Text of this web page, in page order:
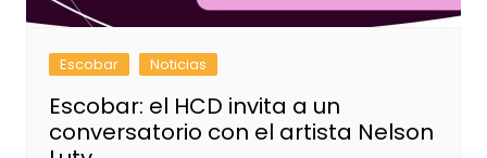
Escobar Noticias
Escobar: el HCD invita a un
conversatorio con el artista Nelson